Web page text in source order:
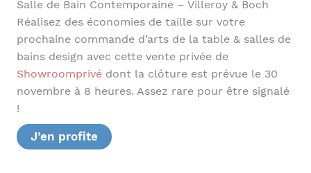
Salle de Bain Contemporaine – Villeroy & Boch
Réalisez des économies de taille sur votre
prochaine commande d’arts de la table & salles de
bains design avec cette vente privée de
Showroomprivédont la clôture est prévue le 30
novembre à 8 heures. Assez rare pour être signalé
!
J’en profite